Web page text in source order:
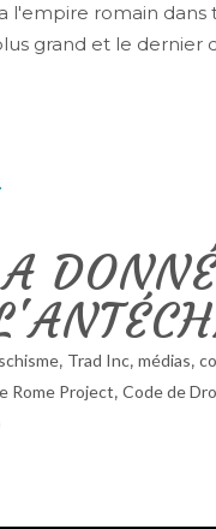
l'empire romain dans
grand et le dernier
schisme, Trad Inc, médias,
Rome Project, Code de